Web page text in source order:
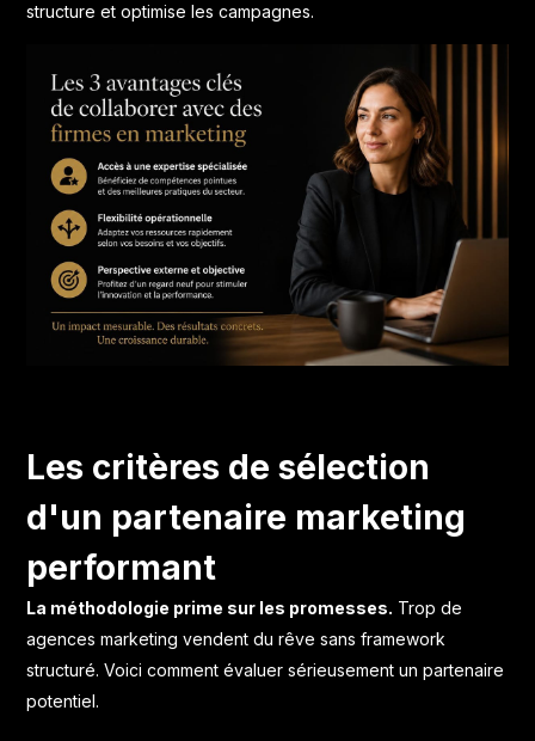
structure et optimise les campagnes.
Les critères de sélection
d'un partenaire marketing
performant
La méthodologie prime sur les promesses. Trop de
agences marketing vendent du rêve sans framework
structuré. Voici comment évaluer sérieusement un partenaire
potentiel.